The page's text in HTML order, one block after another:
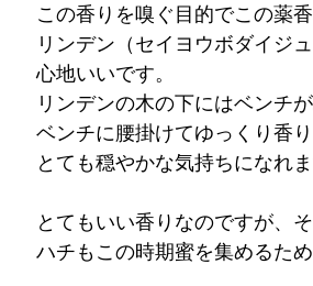
この香りを嗅ぐ目的でこの薬
リンデン（セイヨウボダイジ
心地いいです。
リンデンの木の下にはベンチ
ベンチに腰掛けてゆっくり香
とても穏やかな気持ちになれま
とてもいい香りなのですが、
ハチもこの時期蜜を集めるた